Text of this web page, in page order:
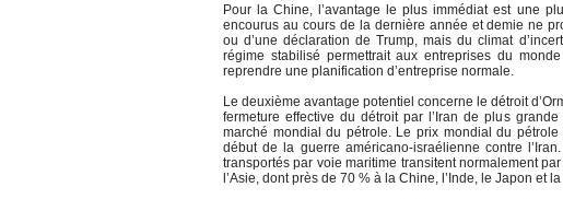
Pour la Chine, l’avantage le plus immédiat est une
encourus au cours de la dernière année et demie ne
ou d’une déclaration de Trump, mais du climat
régime stabilisé permettrait aux entreprises du
reprendre une planification d’entreprise normale.
Le deuxième avantage potentiel concerne le détroit
fermeture effective du détroit par l’Iran de plus
marché mondial du pétrole. Le prix mondial du
début de la guerre américano-israélienne contre
transportés par voie maritime transitent normalement
l’Asie, dont près de 70 % à la Chine, l’Inde, le Japon et